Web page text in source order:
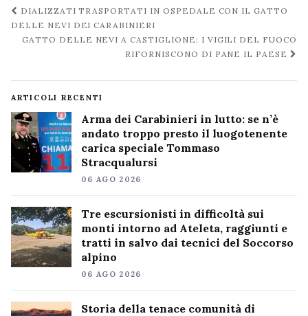
Navigazione
post
DIALIZZATI TRASPORTATI IN OSPEDALE CON IL GATTO
DELLE NEVI DEI CARABINIERI
GATTO DELLE NEVI A CASTIGLIONE: I VIGILI DEL FUOCO
RIFORNISCONO DI PANE IL PAESE
ARTICOLI RECENTI
Arma dei Carabinieri in lutto: se n’è
andato troppo presto il luogotenente
carica speciale Tommaso
Stracqualursi
06 AGO 2026
Tre escursionisti in difficoltà sui
monti intorno ad Ateleta, raggiunti e
tratti in salvo dai tecnici del Soccorso
alpino
06 AGO 2026
Storia della tenace comunità di